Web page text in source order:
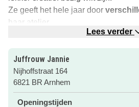
Ze geeft het hele jaar door
haar atelier.
voor het volledige aanbod en meer
website via de roze button.
Je zult versteld staan van de mooie
naar huis gaat!
Lees verder
Juffrouw Jannie
Nijhoffstraat 164
6821 BR Arnhem
Openingstijden